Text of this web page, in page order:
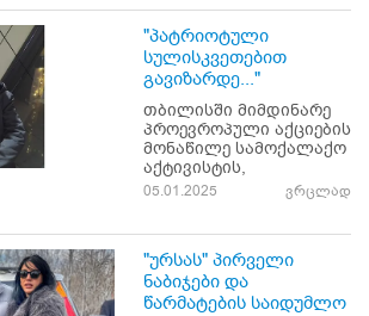
"პატრიოტული
სულისკვეთებით
გავიზარდე..."
თბილისში მიმდინარე
პროევროპული აქციების
მონაწილე სამოქალაქო
აქტივისტის,
05.01.2025 ვრცლად
"ურსას" პირველი
ნაბიჯები და
წარმატების საიდუმლო